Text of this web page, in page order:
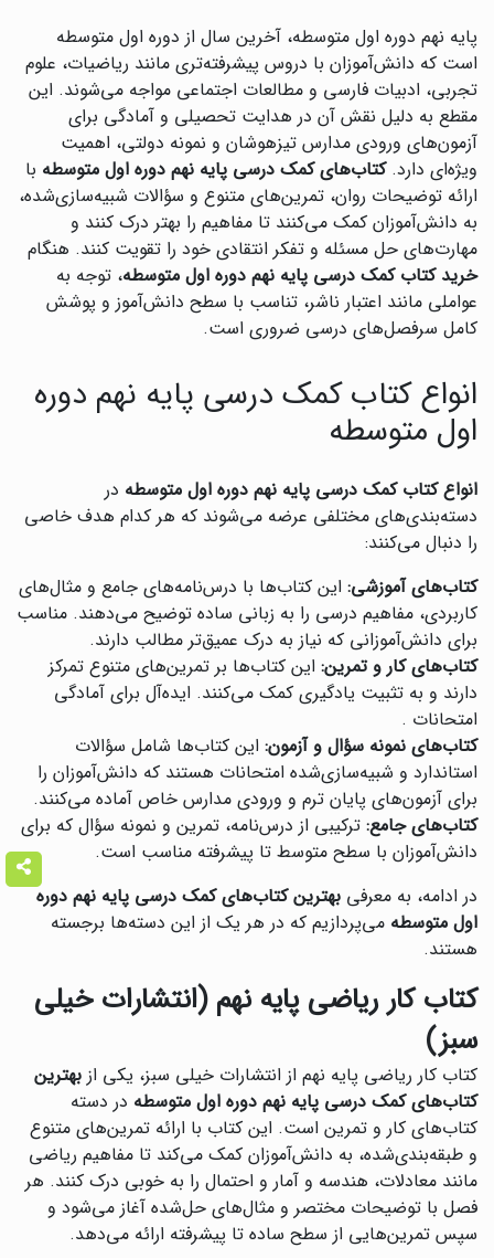
پایه نهم دوره اول متوسطه، آخرین سال از دوره اول متوسطه
است که دانش‌آموزان با دروس پیشرفته‌تری مانند ریاضیات، علوم
تجربی، ادبیات فارسی و مطالعات اجتماعی مواجه می‌شوند. این
مقطع به دلیل نقش آن در هدایت تحصیلی و آمادگی برای
آزمون‌های ورودی مدارس تیزهوشان و نمونه دولتی، اهمیت
ویژه‌ای دارد.کتاب‌های کمک درسی پایه نهم دوره اول متوسطه با
ارائه توضیحات روان، تمرین‌های متنوع و سؤالات شبیه‌سازی‌شده،
به دانش‌آموزان کمک می‌کنند تا مفاهیم را بهتر درک کنند و
مهارت‌های حل مسئله و تفکر انتقادی خود را تقویت کنند. هنگام
خرید کتاب کمک درسی پایه نهم دوره اول متوسطه، توجه به
عواملی مانند اعتبار ناشر، تناسب با سطح دانش‌آموز و پوشش
کامل سرفصل‌های درسی ضروری است.
انواع کتاب کمک درسی پایه نهم دوره
اول متوسطه
انواع کتاب کمک درسی پایه نهم دوره اول متوسطه در
دسته‌بندی‌های مختلفی عرضه می‌شوند که هر کدام هدف خاصی
را دنبال می‌کنند:
کتاب‌های آموزشی: این کتاب‌ها با درس‌نامه‌های جامع و مثال‌های
کاربردی، مفاهیم درسی را به زبانی ساده توضیح می‌دهند. مناسب
برای دانش‌آموزانی که نیاز به درک عمیق‌تر مطالب دارند.
کتاب‌های کار و تمرین: این کتاب‌ها بر تمرین‌های متنوع تمرکز
دارند و به تثبیت یادگیری کمک می‌کنند. ایده‌آل برای آمادگی
امتحانات .
کتاب‌های نمونه سؤال و آزمون: این کتاب‌ها شامل سؤالات
استاندارد و شبیه‌سازی‌شده امتحانات هستند که دانش‌آموزان را
برای آزمون‌های پایان ترم و ورودی مدارس خاص آماده می‌کنند.
کتاب‌های جامع: ترکیبی از درس‌نامه، تمرین و نمونه سؤال که برای
دانش‌آموزان با سطح متوسط تا پیشرفته مناسب است.
در ادامه، به معرفی بهترین کتاب‌های کمک درسی پایه نهم دوره
اول متوسطه می‌پردازیم که در هر یک از این دسته‌ها برجسته
هستند.
کتاب کار ریاضی پایه نهم (انتشارات خیلی
سبز)
کتاب کار ریاضی پایه نهم از انتشارات خیلی سبز، یکی از بهترین
کتاب‌های کمک درسی پایه نهم دوره اول متوسطه در دسته
کتاب‌های کار و تمرین است. این کتاب با ارائه تمرین‌های متنوع
و طبقه‌بندی‌شده، به دانش‌آموزان کمک می‌کند تا مفاهیم ریاضی
مانند معادلات، هندسه و آمار و احتمال را به خوبی درک کنند. هر
فصل با توضیحات مختصر و مثال‌های حل‌شده آغاز می‌شود و
سپس تمرین‌هایی از سطح ساده تا پیشرفته ارائه می‌دهد.